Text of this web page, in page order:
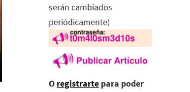
serán cambiados
periódicamente)
O registrarte para poder